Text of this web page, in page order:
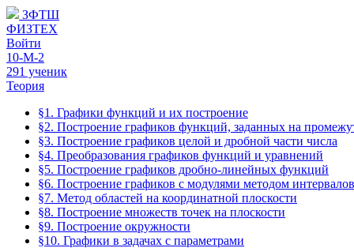
ЗФТШ
ФИЗТЕХ
Войти
10-М-2
291 ученик
Теория
§1. Графики функций и их построение
§2. Построение графиков функций, заданных на
§3. Построение графиков целой и дробной части числа
§4. Преобразования графиков функций и уравнений
§5. Построение графиков дробно-линейных функций
§6. Построение графиков с модулями методом интервалов
§7. Метод областей на координатной плоскости
§8. Построение множеств точек на плоскости
§9. Построение окружности
§10. Графики в задачах с параметрами